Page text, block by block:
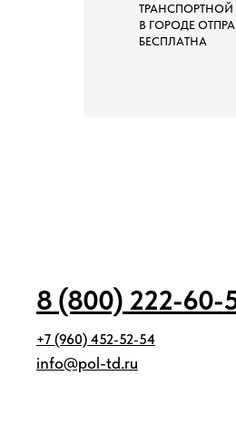
В ГОРОДЕ
БЕСПЛАТНА
8 (800) 222-60-
info@pol-td.ru
+7 (960) 452-52-54